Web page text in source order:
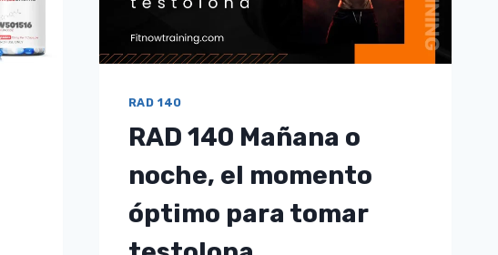
RAD 140
RAD 140 Mañana o
noche, el momento
óptimo para tomar